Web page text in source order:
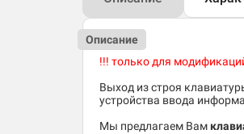
Описание
!!! только для
Выход из строя
устройства ввода
Мы предлагаем Вам